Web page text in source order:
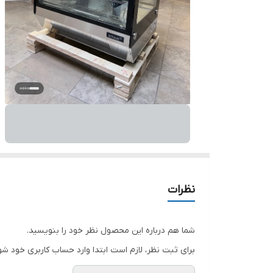
نظرات
شما هم درباره این محصول نظر خود را بنویسید.
برای ثبت نظر، لازم است ابتدا وارد حساب کاربری خود